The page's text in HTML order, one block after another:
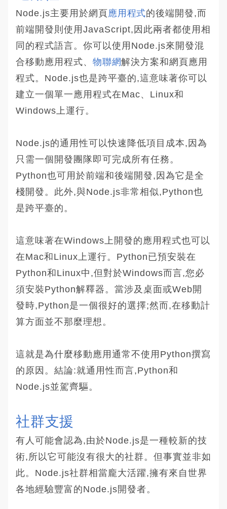
Node.js主要用於網頁應用程式的後端開發,而
前端開發則使用JavaScript,因此兩者都使用相
同的程式語言。你可以使用Node.js來開發混
合移動應用程式、 物聯網解決方案和網頁應用
程式。Node.js也是跨平臺的,這意味著你可以
建立一個單一應用程式在Mac、Linux和
Windows上運行。
Node.js的通用性可以快速降低項目成本,因為
只需一個開發團隊即可完成所有任務。
Python也可用於前端和後端開發,因為它是全
棧開發。此外,與Node.js非常相似,Python也
是跨平臺的。
這意味著在Windows上開發的應用程式也可以
在Mac和Linux上運行。Python已預安裝在
Python和Linux中,但對於Windows而言,您必
須安裝Python解釋器。當涉及桌面或Web開
發時,Python是一個很好的選擇;然而,在移動計
算方面並不那麼理想。
這就是為什麼移動應用通常不使用Python撰寫
的原因。結論:就通用性而言,Python和
Node.js並駕齊驅。
社群支援
有人可能會認為,由於Node.js是一種較新的技
術,所以它可能沒有很大的社群。但事實並非如
此。Node.js社群相當龐大活躍,擁有來自世界
各地經驗豐富的Node.js開發者。